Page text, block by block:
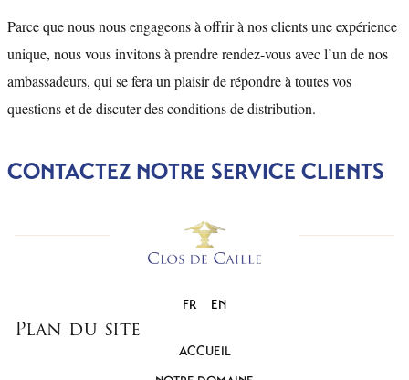
Parce que nous nous engageons à offrir à nos clients une expérience
unique, nous vous invitons à prendre rendez-vous avec l’un de nos
ambassadeurs, qui se fera un plaisir de répondre à toutes vos
questions et de discuter des conditions de distribution.
CONTACTEZ NOTRE SERVICE CLIENTS
FR EN
Plan du site
ACCUEIL